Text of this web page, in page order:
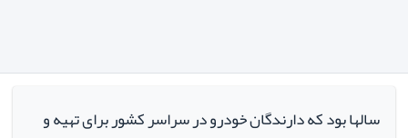
سالها بود که دارندگان خودرو در سراسر کشور برای تهیه و